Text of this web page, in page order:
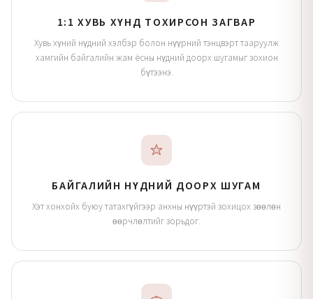
1:1 ХУВЬ ХҮНД ТОХИРСОН ЗАГВАР
Хувь хүний нүдний хэлбэр болон нүүрний тэнцвэрт тааруулж
хамгийн байгалийн жам ёсны нүдний доорх шугамыг зохион
бүтээнэ.
БАЙГАЛИЙН НҮДНИЙ ДООРХ ШУГАМ
Хэт хонхойх буюу татахгүйгээр анхны нүүртэй зохицох зөөлөн
өөрчлөлтийг зорьдог.